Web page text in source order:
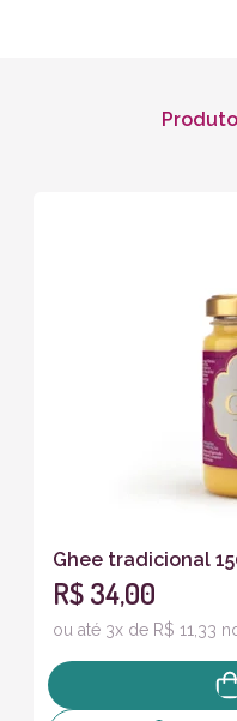
Ghee tradicional
R$ 34,00
ou até 3x de R$ 11,33